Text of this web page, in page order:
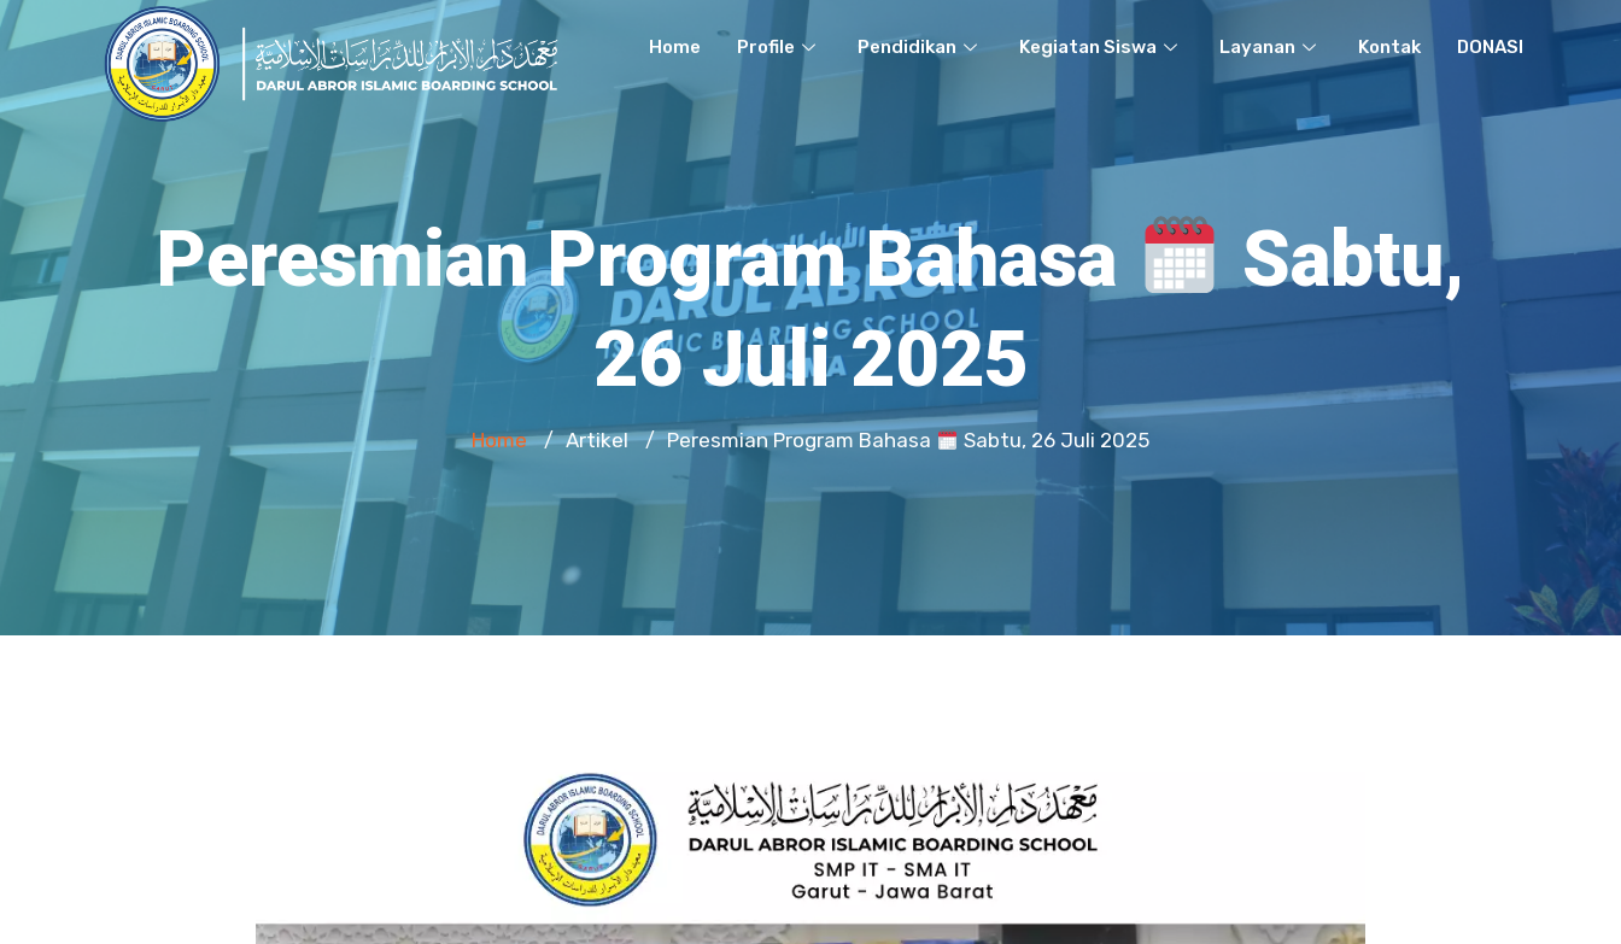
Home Profile Pendidikan Kegiatan Siswa Layanan Kontak DONASI
Peresmian Program Bahasa
Sabtu,
26 Juli 2025
Home / Artikel / Peresmian Program Bahasa Sabtu, 26 Juli 2025